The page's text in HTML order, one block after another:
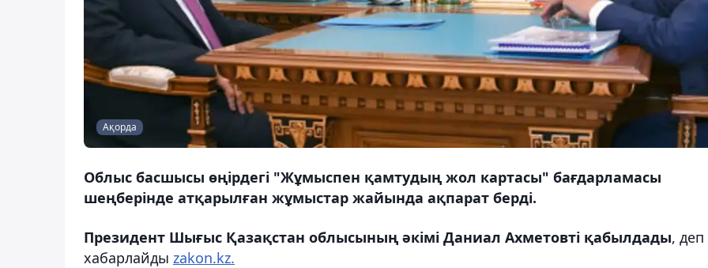
Ақорда
Облыс басшысы өңірдегі "Жұмыспен қамтудың жол картасы" бағдарламасы
шеңберінде атқарылған жұмыстар жайында ақпарат берді.
Президент Шығыс Қазақстан облысының әкімі Даниал Ахметовті қабылдады, деп
хабарлайды zakon.kz.